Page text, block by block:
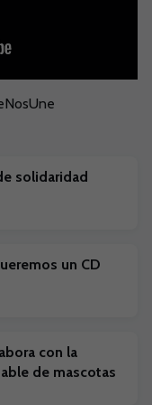
solidaridad
un CD
con la
de mascotas